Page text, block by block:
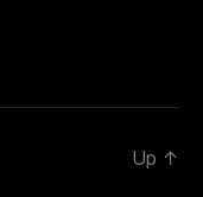
Up ↑